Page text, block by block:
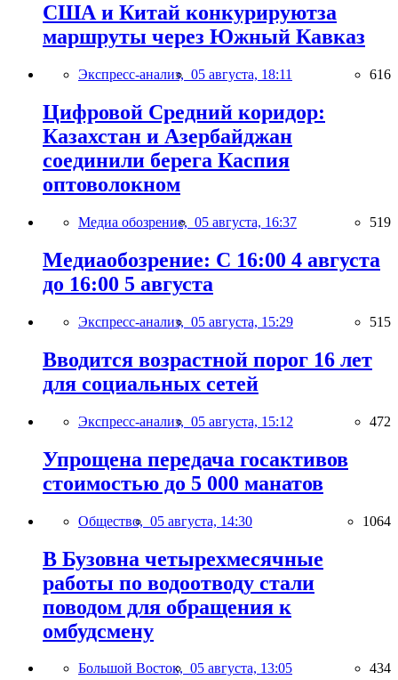
США и Китай конкурируютза
маршруты через Южный Кавказ
Экспресс-анализ, 05 августа, 18:11 616
Цифровой Средний коридор:
Казахстан и Азербайджан
соединили берега Каспия
оптоволокном
Медиа обозрение, 05 августа, 16:37 519
Медиаобозрение: С 16:00 4 августа
до 16:00 5 августа
Экспресс-анализ, 05 августа, 15:29 515
Вводится возрастной порог 16 лет
для социальных сетей
Экспресс-анализ, 05 августа, 15:12 472
Упрощена передача госактивов
стоимостью до 5 000 манатов
Общество, 05 августа, 14:30 1064
В Бузовна четырехмесячные
работы по водоотводу стали
поводом для обращения к
омбудсмену
Большой Восток, 05 августа, 13:05 434